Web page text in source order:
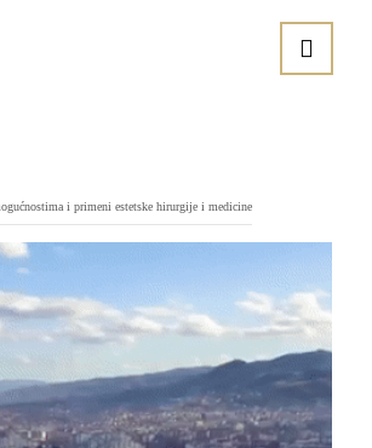
i primeni estetske hirurgije i medicine